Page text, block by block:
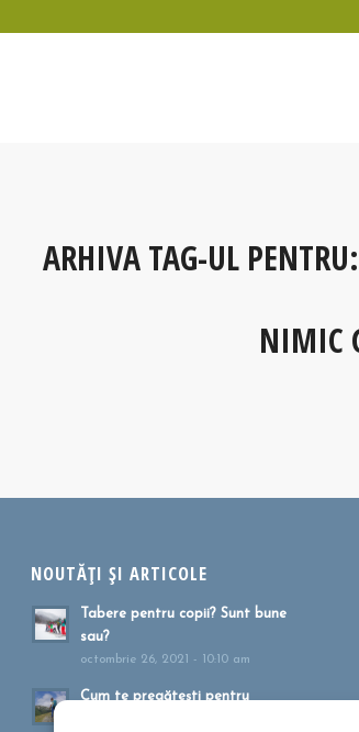
ARHIVA TAG-UL PENTRU:
NIMIC
NOUTĂȚI ȘI ARTICOLE
Tabere pentru copii? Sunt bune
sau?
octombrie 26, 2021 - 10:10 am
Cum te pregătești pentru